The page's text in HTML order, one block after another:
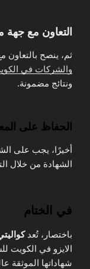
التعاون مع جهة
ثم، ينصح بالتعاون
والشركات في
ونتائج مضمونة.
الحفاظ على
أخيرًا، يجب على
الشهادة من خلال
في الختام
باختصار، تُعد
الايزو في الكويت
شهاداتها الموثقة